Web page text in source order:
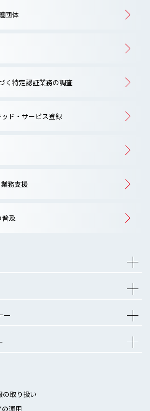
団体
く特定認証業務の調査
ド・サービス登録
務支援
普及
ー
の取り扱い
運用